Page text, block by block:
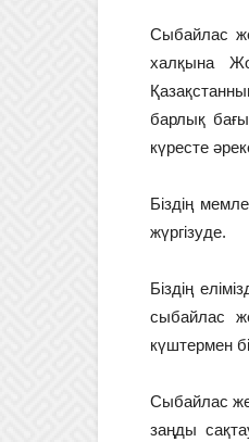
Сыбайлас
халқына
барлық
күресте
Біздің
жүргізуде.
Біздің
сыбайлас
күштермен
Сыбайлас
заңды